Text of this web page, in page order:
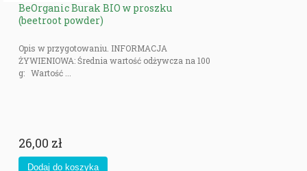
BeOrganic Burak BIO w proszku
(beetroot powder)
Opis w przygotowaniu. INFORMACJA
ŻYWIENIOWA: Średnia wartość odżywcza na 100
g: Wartość ...
26,00 zł